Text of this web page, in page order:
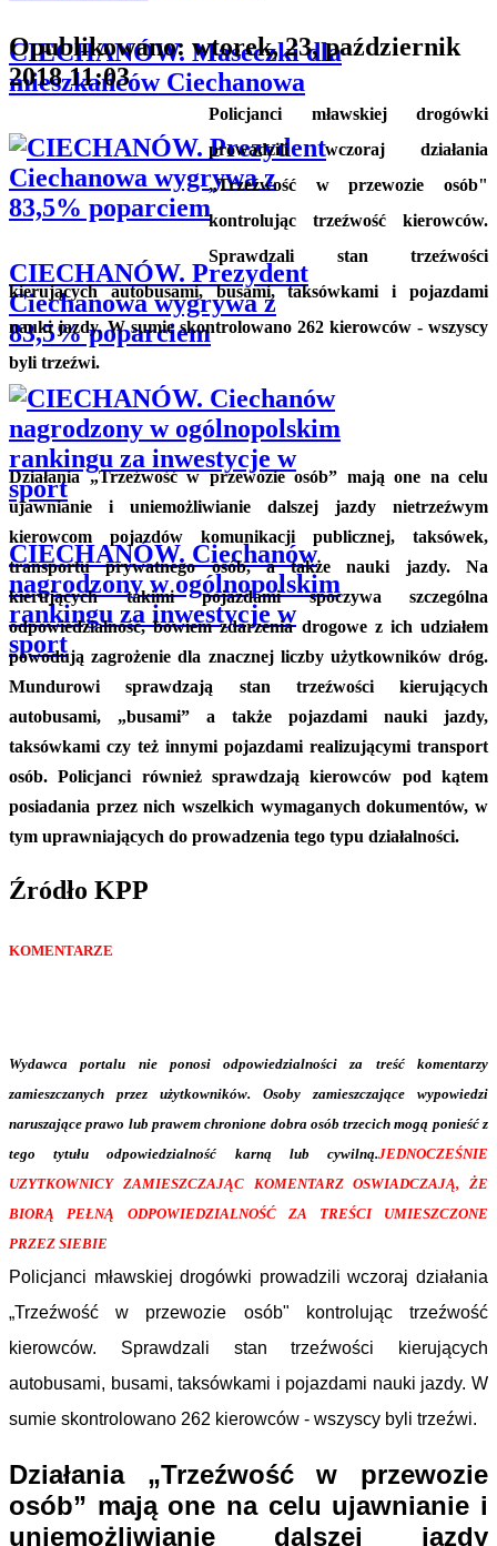
CIECHANÓW. Maseczki dla
mieszkańców Ciechanowa
CIECHANÓW. Prezydent
Ciechanowa wygrywa z
83,5% poparciem
CIECHANÓW. Ciechanów
nagrodzony w ogólnopolskim
rankingu za inwestycje w
sport
Opublikowano: wtorek, 23, październik
2018 11:03
Policjanci mławskiej drogówki
prowadzili wczoraj działania
„Trzeźwość w przewozie osób"
kontrolując trzeźwość kierowców.
Sprawdzali stan trzeźwości
kierujących autobusami, busami, taksówkami i pojazdami
nauki jazdy. W sumie skontrolowano 262 kierowców - wszyscy
byli trzeźwi.
Działania „Trzeźwość w przewozie osób” mają one na celu
ujawnianie i uniemożliwianie dalszej jazdy nietrzeźwym
kierowcom pojazdów komunikacji publicznej, taksówek,
transportu prywatnego osób, a także nauki jazdy. Na
kierujących takimi pojazdami spoczywa szczególna
odpowiedzialność, bowiem zdarzenia drogowe z ich udziałem
powodują zagrożenie dla znacznej liczby użytkowników dróg.
Mundurowi sprawdzają stan trzeźwości kierujących
autobusami, „busami” a także pojazdami nauki jazdy,
taksówkami czy też innymi pojazdami realizującymi transport
osób. Policjanci również sprawdzają kierowców pod kątem
posiadania przez nich wszelkich wymaganych dokumentów, w
tym uprawniających do prowadzenia tego typu działalności.
Źródło KPP
KOMENTARZE
Wydawca portalu nie ponosi odpowiedzialności za treść komentarzy
zamieszczanych przez użytkowników. Osoby zamieszczające wypowiedzi
naruszające prawo lub prawem chronione dobra osób trzecich mogą ponieść z
tego tytułu odpowiedzialność karną lub cywilną.JEDNOCZEŚNIE
UZYTKOWNICY ZAMIESZCZAJĄC KOMENTARZ OSWIADCZAJĄ, ŻE
BIORĄ PEŁNĄ ODPOWIEDZIALNOŚĆ ZA TREŚCI UMIESZCZONE
PRZEZ SIEBIE
Policjanci mławskiej drogówki prowadzili wczoraj działania
„Trzeźwość w przewozie osób" kontrolując trzeźwość
kierowców. Sprawdzali stan trzeźwości kierujących
autobusami, busami, taksówkami i pojazdami nauki jazdy. W
sumie skontrolowano 262 kierowców - wszyscy byli trzeźwi.
Działania „Trzeźwość w przewozie
osób” mają one na celu ujawnianie i
uniemożliwianie dalszej jazdy